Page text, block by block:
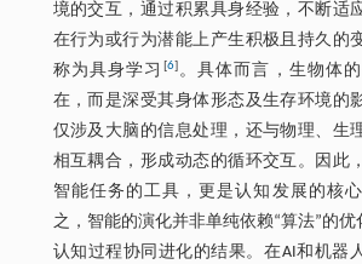
境的交互，通过积累具身经验，不断适
在行为或行为潜能上产生积极且持久的
称为具身学习 [6]。具体而言，生物体
在，而是深受其身体形态及生存环境的
仅涉及大脑的信息处理，还与物理、生
相互耦合，形成动态的循环交互。因此
智能任务的工具，更是认知发展的核
之，智能的演化并非单纯依赖“算法”的优
认知过程协同进化的结果。在AI和机器